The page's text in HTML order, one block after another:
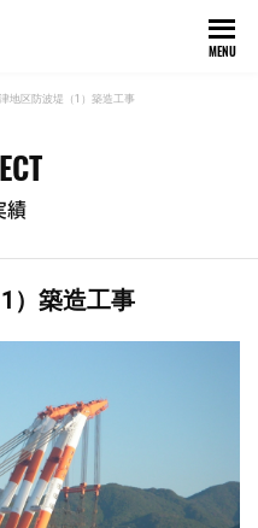
MENU
地区防波堤（1）築造工事
績
）築造工事